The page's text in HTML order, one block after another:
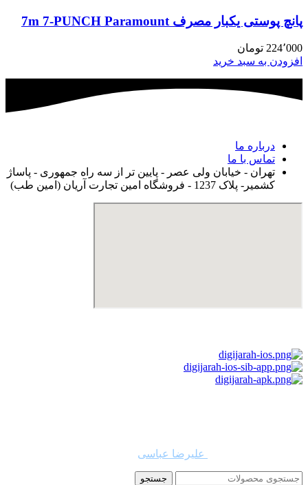
پانچ پوستی یکبار مصرف 7m 7-PUNCH Paramount
224٬000 تومان
افزودن به سبد خرید
درباره ما
تماس با ما
تهران - خیابان ولی عصر - پایین تر از سه راه جمهوری - پاساژ
کشمیر- پلاک 1237 - فروشگاه امین تجارت آریان (امین طب)
علیرضا عباسی
جستجو